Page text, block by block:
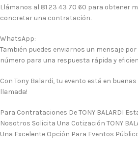
Llámanos al 81 23 43 70 60 para obtener
concretar una contratación.
WhatsApp:
También puedes enviarnos un mensaje
número para una respuesta rápida y
Con Tony Balardi, tu evento está en
llamada!
Para Contrataciones De TONY BALARDI
Nosotros Solicita Una Cotización TONY
Una Excelente Opción Para Eventos